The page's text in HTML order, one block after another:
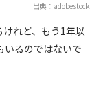
出典：adobestock
れど、もう1年以
るのではないで